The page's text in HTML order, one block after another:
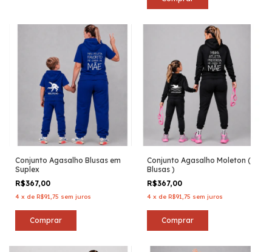
Conjunto Agasalho Blusas em
Suplex
R$367,00
4 x de R$91,75 sem juros
Comprar
Conjunto Agasalho Moleton (
Blusas )
R$367,00
4 x de R$91,75 sem juros
Comprar